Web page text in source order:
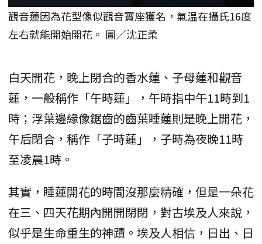
觀音蓮因為花型像似觀音寶座獲名，氣温在攝氏16度
左右就能開始開花。 圖／沈正柔
白天開花，晚上閉合的香水蓮、子母蓮和觀音
蓮，一般稱作「午時蓮」，午時指中午11時到1
時；浮葉邊緣像鋸齒的齒葉睡蓮則是晚上開花，
午后閉合，稱作「子時蓮」，子時為夜晚11時
至凌晨1時。
其實，睡蓮開花的時間沒那麼精確，但是一朵花
在三、四天花期內開開閉閉，對古埃及人來說，
似乎是生命重生的神蹟。埃及人相信，日出、日